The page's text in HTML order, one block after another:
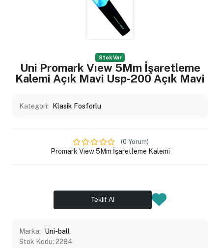
Stok Var
Uni Promark Vıew 5Mm İşaretleme
Kalemi Açık Mavi Usp-200 Açık Mavi
Kategori: Klasik Fosforlu
(0 Yorum)
Promark Vıew 5Mm İşaretleme Kalemi
Teklif Al
Marka:
Uni-ball
Stok Kodu: 2284